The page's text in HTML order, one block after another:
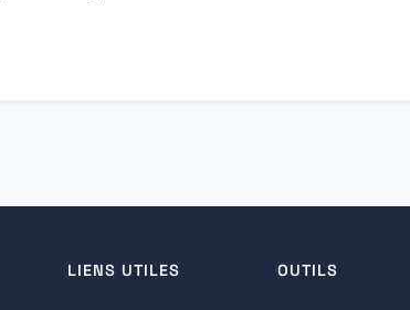
LIENS UTILES OUTILS